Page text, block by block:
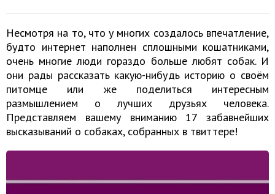
Несмотря на то, что у многих создалось впечатление,
будто интернет наполнен сплошными кошатниками,
очень многие люди гораздо больше любят собак. И
они рады рассказать какую-нибудь историю о своём
питомце или же поделиться интересным
размышлением о лучших друзьях человека.
Представляем вашему вниманию 17 забавнейших
высказываний о собаках, собранных в твиттере!